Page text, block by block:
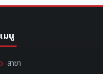
เมนู
สาขา